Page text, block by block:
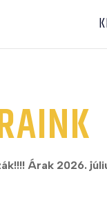
Árak 2026.